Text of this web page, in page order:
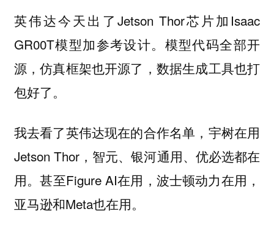
英伟达今天出了Jetson Thor芯片加Isaac
GR00T模型加参考设计。模型代码全部开
源，仿真框架也开源了，数据生成工具也打
包好了。
我去看了英伟达现在的合作名单，宇树在用
Jetson Thor，智元、银河通用、优必选都在
用。甚至Figure AI在用，波士顿动力在用，
亚马逊和Meta也在用。